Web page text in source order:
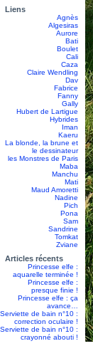
Liens
Agnès
Algesiras
Aurore
Bati
Boulet
Cali
Caza
Claire Wendling
Dav
Fabrice
Fanny
Gally
Hubert de Lartigue
Hybrides
Iman
Kaeru
La blonde, la brune et
le dessinateur
les Monstres de Paris
Maba
Manchu
Mati
Maud Amoretti
Nadine
Pich
Pona
Sam
Sandrine
Tomkat
Zviane
Articles récents
Princesse elfe :
aquarelle terminée !
Princesse elfe :
presque finie !
Princesse elfe : ça
avance…
Serviette de bain n°10 :
correction oculaire !
Serviette de bain n°10 :
crayonné abouti !